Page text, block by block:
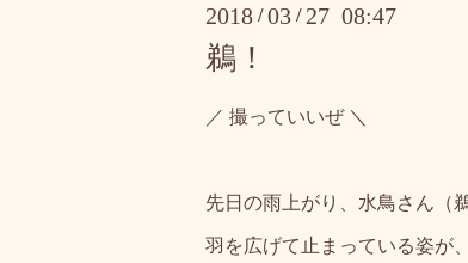
2018 /03 / 27 08:47
鵜！
／ 撮っていいぜ ＼
先日の雨上がり、水鳥さん（
羽を広げて止まっている姿が、